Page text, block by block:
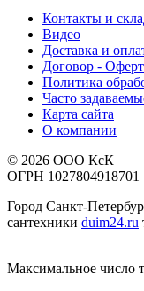
Контакты и
Видео
Доставка и
Договор -
Политика
Часто
Карта сайта
О компании
© 2026 ООО КсК
ОГРН 1027804918701
Город Санкт-
сантехники duim24.ru
Максимальное число